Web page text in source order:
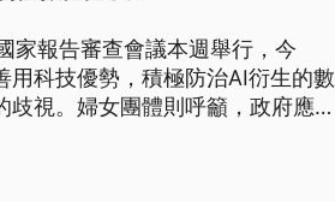
家報告審查會議本週舉行，今
用科技優勢，積極防治AI衍生的數
視。婦女團體則呼籲，政府應補